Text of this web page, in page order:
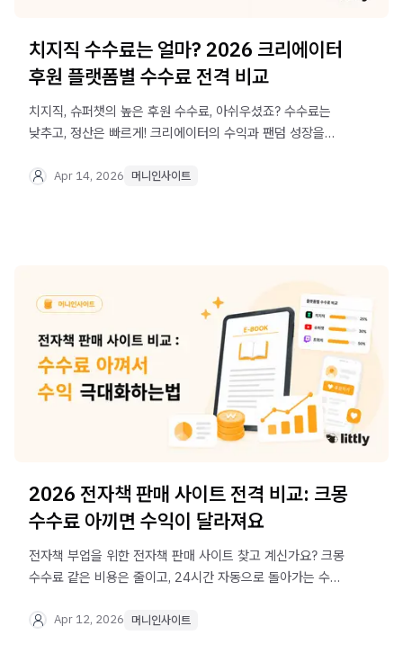
치지직 수수료는 얼마? 2026 크리에이터
후원 플랫폼별 수수료 전격 비교
치지직, 슈퍼챗의 높은 후원 수수료, 아쉬우셨죠? 수수료는
낮추고, 정산은 빠르게! 크리에이터의 수익과 팬덤 성장을
Apr 14, 2026 머니인사이트
2026 전자책 판매 사이트 전격 비교: 크몽
수수료 아끼면 수익이 달라져요
전자책 부업을 위한 전자책 판매 사이트 찾고 계신가요? 크몽
수수료 같은 비용은 줄이고, 24시간 자동으로 돌아가는 수익
Apr 12, 2026 머니인사이트